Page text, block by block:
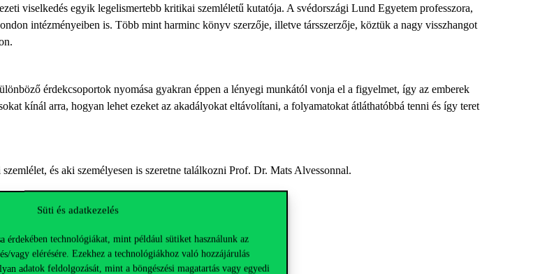
Süti és adatkezelés
érdekében technológiákat, mint például sütiket használunk az
vagy elérésére. Ezekhez a technológiákhoz való hozzájárulás
adatok feldolgozását, mint a böngészési magatartás vagy egyedi
viselkedés egyik legelismertebb kritikai szemléletű kutatója. A svédországi Lund Egyetem professzora,
intézményeiben is. Több mint harminc könyv szerzője, illetve társszerzője, köztük a nagy visszhangot
érdekcsoportok nyomása gyakran éppen a lényegi munkától vonja el a figyelmet, így az emberek
kínál arra, hogyan lehet ezeket az akadályokat eltávolítani, a folyamatokat átláthatóbbá tenni és így teret
szemlélet, és aki személyesen is szeretne találkozni Prof. Dr. Mats Alvessonnal.